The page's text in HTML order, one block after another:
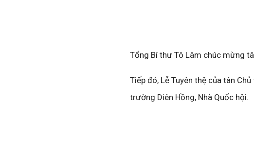
Tổng Bí thư Tô Lâm chúc mừng
Tiếp đó, Lễ Tuyên thệ của tân
trường Diên Hồng, Nhà Quốc hội.